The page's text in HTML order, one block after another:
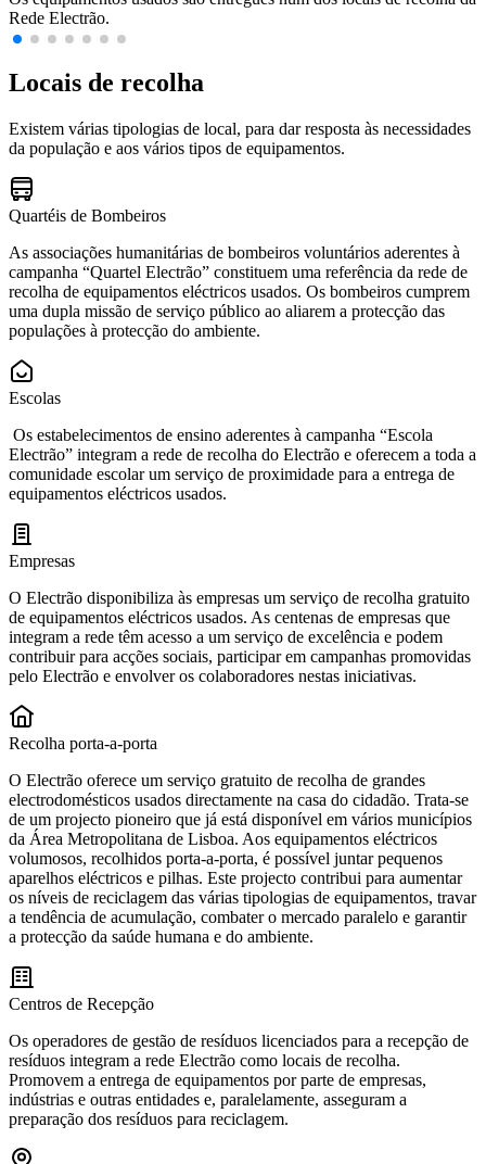
Rede Electrão.
Locais de recolha
Existem várias tipologias de local, para dar resposta às necessidades
da população e aos vários tipos de equipamentos.
Quartéis de Bombeiros
As associações humanitárias de bombeiros voluntários aderentes à
campanha “Quartel Electrão” constituem uma referência da rede de
recolha de equipamentos eléctricos usados. Os bombeiros cumprem
uma dupla missão de serviço público ao aliarem a protecção das
populações à protecção do ambiente.
Escolas
Os estabelecimentos de ensino aderentes à campanha “Escola
Electrão” integram a rede de recolha do Electrão e oferecem a toda a
comunidade escolar um serviço de proximidade para a entrega de
equipamentos eléctricos usados.
Empresas
O Electrão disponibiliza às empresas um serviço de recolha gratuito
de equipamentos eléctricos usados. As centenas de empresas que
integram a rede têm acesso a um serviço de excelência e podem
contribuir para acções sociais, participar em campanhas promovidas
pelo Electrão e envolver os colaboradores nestas iniciativas.
Recolha porta-a-porta
O Electrão oferece um serviço gratuito de recolha de grandes
electrodomésticos usados directamente na casa do cidadão. Trata-se
de um projecto pioneiro que já está disponível em vários municípios
da Área Metropolitana de Lisboa. Aos equipamentos eléctricos
volumosos, recolhidos porta-a-porta, é possível juntar pequenos
aparelhos eléctricos e pilhas. Este projecto contribui para aumentar
os níveis de reciclagem das várias tipologias de equipamentos, travar
a tendência de acumulação, combater o mercado paralelo e garantir
a protecção da saúde humana e do ambiente.
Centros de Recepção
Os operadores de gestão de resíduos licenciados para a recepção de
resíduos integram a rede Electrão como locais de recolha.
Promovem a entrega de equipamentos por parte de empresas,
indústrias e outras entidades e, paralelamente, asseguram a
preparação dos resíduos para reciclagem.